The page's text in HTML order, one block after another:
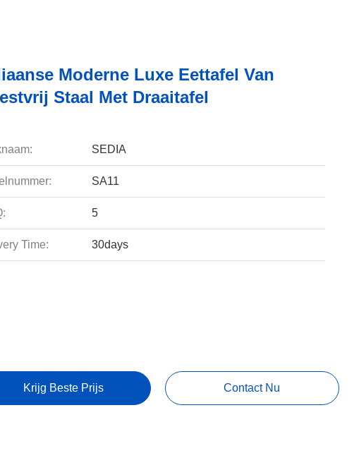
Moderne Luxe Eettafel Van
Staal Met Draaitafel
SEDIA
SA11
5
Time: 30days
Krijg Beste Prijs Contact Nu